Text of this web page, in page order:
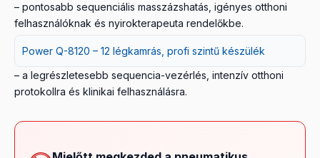
– pontosabb sequenciális masszázshatás, igényes otthoni
felhasználóknak és nyirokterapeuta rendelőkbe.
Power Q-8120 – 12 légkamrás, profi szintű készülék
– a legrészletesebb sequencia-vezérlés, intenzív otthoni
protokollra és klinikai felhasználásra.